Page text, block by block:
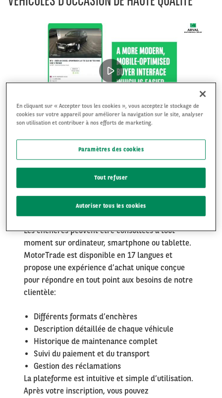
Right
MotorTrade est une plateforme d’enchères en
ligne pour les concessionnaires d’occasion qui
permet d’acheter aux enchères ou directement
les anciens véhicules de leasing d’Arval. Les
concessionnaires bénéficient d’un choix varié de
véhicules et de services de premier ordre.
Les enchères peuvent être consultées à tout
moment sur ordinateur, smartphone ou tablette.
MotorTrade est disponible en 17 langues et
propose une expérience d’achat unique conçue
pour répondre en tout point aux besoins de notre
clientèle:
Différents formats d’enchères
Description détaillée de chaque véhicule
Historique de maintenance complet
Suivi du paiement et du transport
Gestion des réclamations
La plateforme est intuitive et simple d’utilisation.
Après votre inscription, vous pouvez
En cliquant sur « Accepter tous les cookies », vous acceptez le stockage de
cookies sur votre appareil pour améliorer la navigation sur le site, analyser
son utilisation et contribuer à nos efforts de marketing.
Paramètres des cookies
Tout refuser
Autoriser tous les cookies